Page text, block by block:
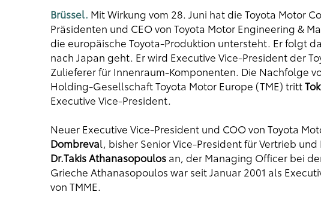
Brüssel. Mit Wirkung vom 28. Juni hat die Toyota Motor
Präsidenten und CEO von Toyota Motor Engineering &
die europäische Toyota-Produktion untersteht. Er folgt
nach Japan geht. Er wird Executive Vice-President der
Zulieferer für Innenraum-Komponenten. Die Nachfolge
Holding-Gesellschaft Toyota Motor Europe (TME) tritt
Executive Vice-President.
Neuer Executive Vice-President und COO von Toyota
Dombreval, bisher Senior Vice-President für Vertrieb
Dr.Takis Athanasopoulosan, der Managing Officer bei
Grieche Athanasopoulos war seit Januar 2001 als
von TMME.